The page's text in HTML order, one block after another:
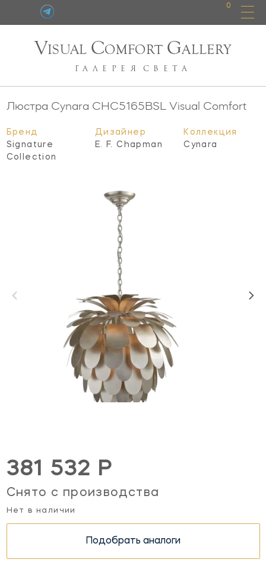
0
VISUAL COMFORT GALLERY
ГАЛЕРЕЯ СВЕТА
Люстра Cynara CHC5165BSL Visual Comfort
Бренд
Signature
Collection
Дизайнер
E. F. Chapman
Коллекция
Cynara
381 532 Р
Снято с производства
Нет в наличии
Подобрать аналоги